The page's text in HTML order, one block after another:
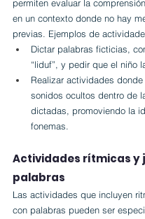
permiten evaluar la
en un contexto donde no hay
previas. Ejemplos de
Dictar palabras ficticias,
“liduf”, y pedir que el niño
Realizar actividades
sonidos ocultos dentro de
dictadas, promoviendo la
fonemas.
Actividades rítmicas y
palabras
Las actividades que incluyen
con palabras pueden ser